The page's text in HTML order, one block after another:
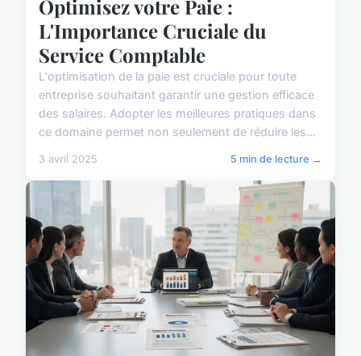
Optimisez votre Paie :
L'Importance Cruciale du
Service Comptable
L'optimisation de la paie est cruciale pour toute
entreprise souhaitant garantir une gestion efficace
des salaires. Adopter les meilleures pratiques dans
ce domaine permet non seulement de réduire les...
3 avril 2025 5 min de lecture →